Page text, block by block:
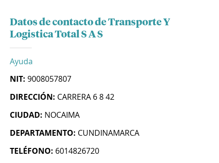
Datos de contacto de Transporte Y
Logistica Total S A S
Ayuda
NIT: 9008057807
DIRECCIÓN: CARRERA 6 8 42
CIUDAD: NOCAIMA
DEPARTAMENTO: CUNDINAMARCA
TELÉFONO: 6014826720